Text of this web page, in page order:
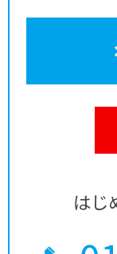
はじ